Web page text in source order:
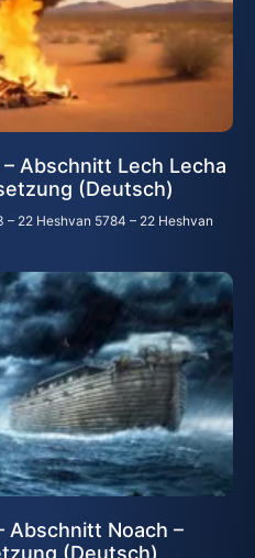
Abschnitt Lech Lecha
(Deutsch)
– 22 Heshvan 5784 – 22 Heshvan
Abschnitt Noach –
(Deutsch)